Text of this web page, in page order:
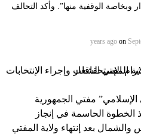
الوقفية منها”. وأكد التحالف
on
مفتي الجمهورية
الخطوة الحاسمة في إنجاز
بعد إنتهاء ولاية المفتي